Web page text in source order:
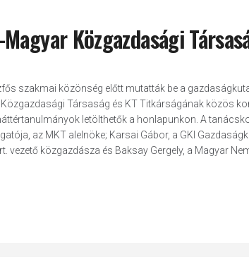
Közgazdasági
szakmai közönség előtt mutatták be a
Társaság és KT Titkárságának közös
letölthetők a honlapunkon. A
az MKT alelnöke; Karsai Gábor, a GKI
vezető közgazdásza és Baksay Gergely, a Magyar